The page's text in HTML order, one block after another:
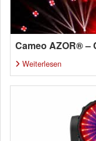
Cameo AZOR® –
Weiterlesen